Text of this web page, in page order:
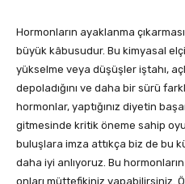
Hormonların ayaklanma
büyük kâbusudur. Bu kimyasal
yükselme veya düşüşler iştahı,
depoladığını ve daha bir sürü
hormonlar, yaptığınız diyetin
gitmesinde kritik öneme sahip
buluşlara imza attıkça biz de bu
daha iyi anlıyoruz. Bu
onları müttefikiniz yapabilirsiniz.